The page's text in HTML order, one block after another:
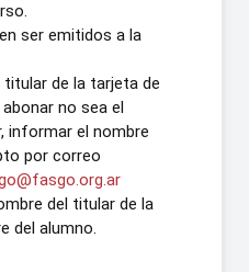
ser emitidos a la
titular de la tarjeta de
no sea el
informar el nombre
por correo
del titular de la
del alumno.